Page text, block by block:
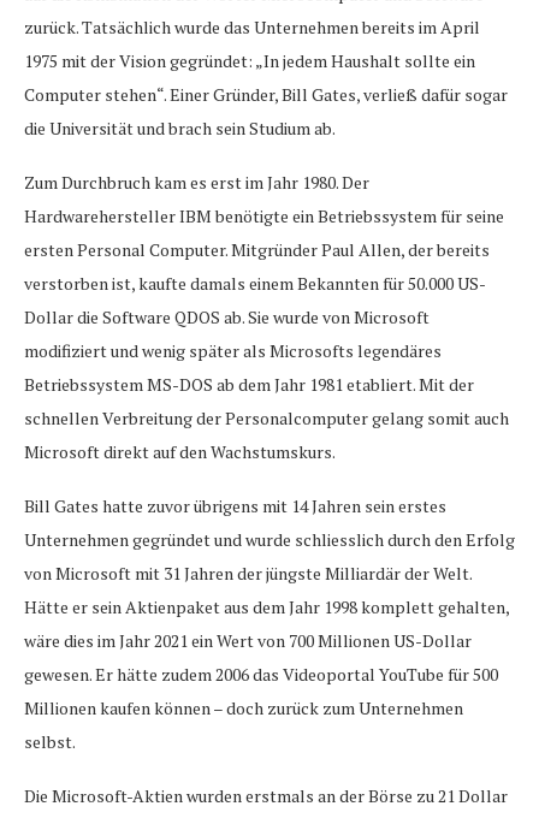
zurück. Tatsächlich wurde das Unternehmen bereits im April
1975 mit der Vision gegründet: „In jedem Haushalt sollte ein
Computer stehen“. Einer Gründer, Bill Gates, verließ dafür sogar
die Universität und brach sein Studium ab.
Zum Durchbruch kam es erst im Jahr 1980. Der
Hardwarehersteller IBM benötigte ein Betriebssystem für seine
ersten Personal Computer. Mitgründer Paul Allen, der bereits
verstorben ist, kaufte damals einem Bekannten für 50.000 US-
Dollar die Software QDOS ab. Sie wurde von Microsoft
modifiziert und wenig später als Microsofts legendäres
Betriebssystem MS-DOS ab dem Jahr 1981 etabliert. Mit der
schnellen Verbreitung der Personalcomputer gelang somit auch
Microsoft direkt auf den Wachstumskurs.
Bill Gates hatte zuvor übrigens mit 14 Jahren sein erstes
Unternehmen gegründet und wurde schliesslich durch den Erfolg
von Microsoft mit 31 Jahren der jüngste Milliardär der Welt.
Hätte er sein Aktienpaket aus dem Jahr 1998 komplett gehalten,
wäre dies im Jahr 2021 ein Wert von 700 Millionen US-Dollar
gewesen. Er hätte zudem 2006 das Videoportal YouTube für 500
Millionen kaufen können – doch zurück zum Unternehmen
selbst.
Die Microsoft-Aktien wurden erstmals an der Börse zu 21 Dollar